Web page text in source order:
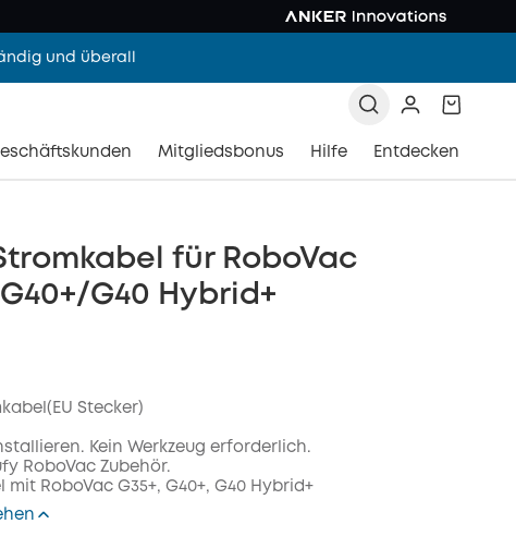
und überall
Mitgliedsbonus Hilfe Entdecken
für RoboVac
G40 Hybrid+
Stecker)
Kein Werkzeug erforderlich.
RoboVac Zubehör.
mit RoboVac G35+, G40+, G40 Hybrid+